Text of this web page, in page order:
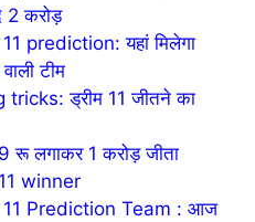
2 करोड़
prediction: यहां मिलेगा
टीम
ड्रीम 11 जीतने का
रू लगाकर 1 करोड़ जीता
winner
11 Prediction Team : आज